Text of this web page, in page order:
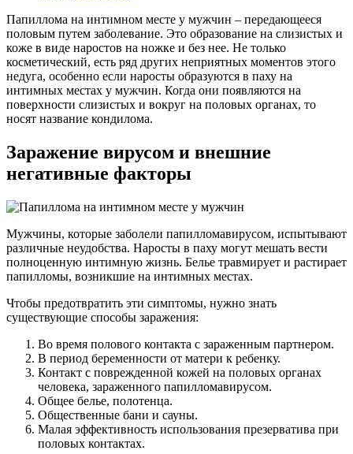
Папиллома на интимном месте у мужчин – передающееся
половым путем заболевание. Это образование на слизистых и
коже в виде наростов на ножке и без нее. Не только
косметический, есть ряд других неприятных моментов этого
недуга, особенно если наросты образуются в паху на
интимных местах у мужчин. Когда они появляются на
поверхности слизистых и вокруг на половых органах, то
носят название кондилома.
Заражение вирусом и внешние
негативные факторы
Мужчины, которые заболели папилломавирусом, испытывают
различные неудобства. Наросты в паху могут мешать вести
полноценную интимную жизнь. Белье травмирует и растирает
папилломы, возникшие на интимных местах.
Чтобы предотвратить эти симптомы, нужно знать
существующие способы заражения:
Во время полового контакта с зараженным партнером.
В период беременности от матери к ребенку.
Контакт с поврежденной кожей на половых органах
человека, зараженного папилломавирусом.
Общее белье, полотенца.
Общественные бани и сауны.
Малая эффективность использования презерватива при
половых контактах.